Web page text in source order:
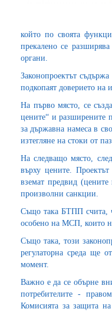
който по своята
прекалено се
органи.
Законопроектът
подкопаят доверието на
На първо място, се
цените“ и разширените
за държавна намеса в
изтегляне на стоки от
На следващо място,
върху цените.
вземат предвид
произволни санкции.
Също така БТПП счита,
особено на МСП, които
Също така, този
регулаторна среда ще
момент.
Важно е да се обърне
потребителите -
Комисията за защита